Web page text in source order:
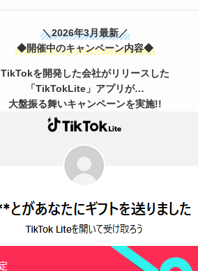
＼2026年3月最新／
◆開催中のキャンペーン内容◆
TikTokを開発した会社がリリースした
「TikTokLite」アプリが…
大盤振る舞いキャンペーンを実施!!